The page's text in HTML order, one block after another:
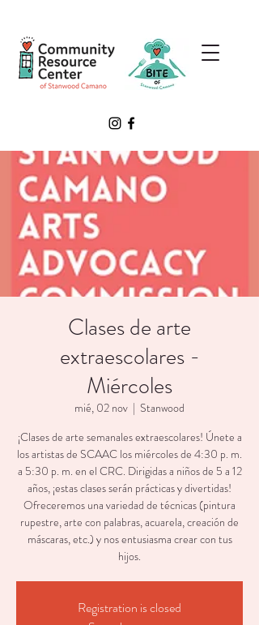
Clases de arte
extraescolares -
Miércoles
mié, 02 nov
  |
Stanwood
¡Clases de arte semanales extraescolares! Únete a
los artistas de SCAAC los miércoles de 4:30 p. m.
a 5:30 p. m. en el CRC. Dirigidas a niños de 5 a 12
años, ¡estas clases serán prácticas y divertidas!
Ofreceremos una variedad de técnicas (pintura
rupestre, arte con palabras, acuarela, creación de
máscaras, etc.) y nos entusiasma crear con tus
hijos.
Registration is closed